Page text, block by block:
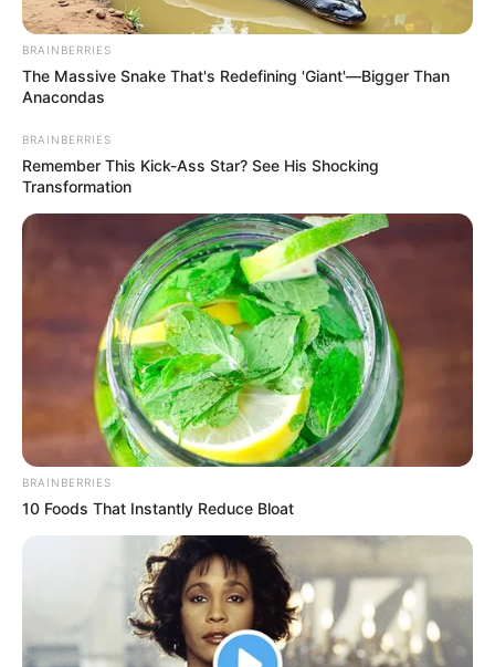
CUT
Manifestaciones y plantones en
Medellín, 29 y 30 de julio: ¿habrá
bloqueos?
FISCALÍA
Revelan hipótesis del
crimen que cobró la vida
de dos policías en
Medellín: otro uniformado
les habría disparado
PANFLETO
Soldado profesional dio
muerte a dos fleteros e
hirió a un tercero en el
barrio Laureles de
Medellín
BRAINBERRIES
The Massive Snake That's Redefining 'Giant'—Bigger Than
Anacondas
BRAINBERRIES
Remember This Kick-Ass Star? See His Shocking
Transformation
BRAINBERRIES
10 Foods That Instantly Reduce Bloat